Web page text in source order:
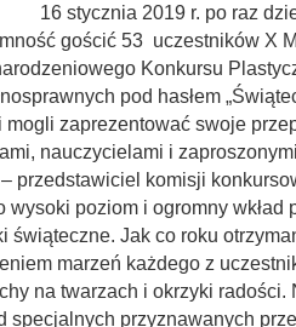
16 stycznia 2019 r. po raz
gościć 53 uczestników X
Konkursu
pod hasłem
mogli zaprezentować swoje
nauczycielami i
przedstawiciel komisji
wysoki poziom i ogromny wkład
świąteczne. Jak co roku
marzeń każdego z
na twarzach i okrzyki radości.
specjalnych przyznawanych